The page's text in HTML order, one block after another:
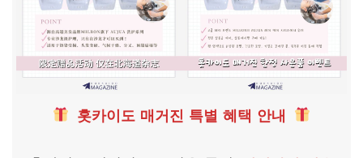
홋카이도 매거진 특별 혜택 안내